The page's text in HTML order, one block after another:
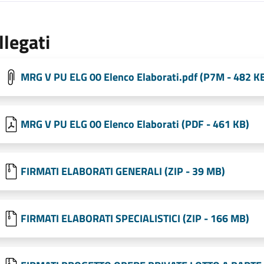
MRG V PU ELG 00 Elenco Elaborati.pdf (P7M - 482
MRG V PU ELG 00 Elenco Elaborati (PDF - 461 KB)
FIRMATI ELABORATI GENERALI (ZIP - 39 MB)
FIRMATI ELABORATI SPECIALISTICI (ZIP - 166 MB)